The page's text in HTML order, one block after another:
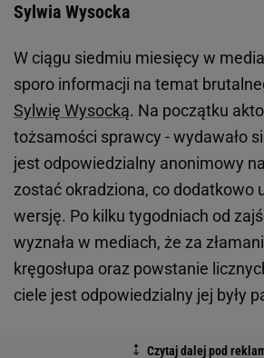
Sylwia Wysocka
W ciągu siedmiu miesięcy w
sporo informacji na temat
Sylwię Wysocką. Na początku
tożsamości sprawcy - wydawało
jest odpowiedzialny anonimowy
zostać okradziona, co dodatkowo
wersję. Po kilku tygodniach od
wyznała w mediach, że za
kręgosłupa oraz powstanie
ciele jest odpowiedzialny jej były